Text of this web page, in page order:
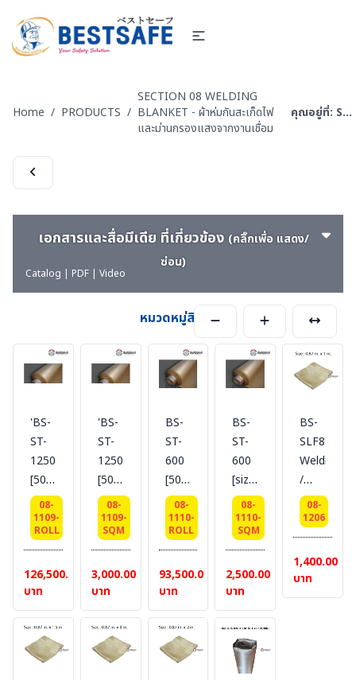
Home / PRODUCTS /
SECTION 08 WELDING
BLANKET - ผ้าห่มกันสะเก็ดไฟ
และม่านกรองแสงจากงานเชื่อม
คุณอยู่ที่: SILICA FABRIC
เอกสารและสื่อมีเดีย ที่เกี่ยวข้อง (คลิ๊กเพื่อ แสดง/
ซ่อน)
Catalog | PDF | Video
หมวดหมู่สินค้า
'BS-
ST-
1250
[50
ม/roll]
-
Welding
SILICA
FABRIC
BESTSAFE
#
1800
°C
08-
1109-
ROLL
126,500.00
บาท
'BS-
ST-
1250
[50
ม/roll]
-
Welding
SILICA
FABRIC
BESTSAFE
#
1800
°C
08-
1109-
SQM
3,000.00
บาท
BS-
ST-
600
[50
ม/roll]-
Welding
SILICA
FABRIC
BESTSAFE
#
1800
°C
[หนา
08-
1110-
ROLL
93,500.00
บาท
BS-
ST-
600
[size/
ตร.ม.]
-
Welding
SILICA
FABRIC
BESTSAFE
#
1800°C
[หนา
0.76
08-
1110-
SQM
2,500.00
บาท
BS-
SLF84
Welding
/
Blanket
-
Silica
fabric,
Size
0.87
08-
1206
1,400.00
บาท